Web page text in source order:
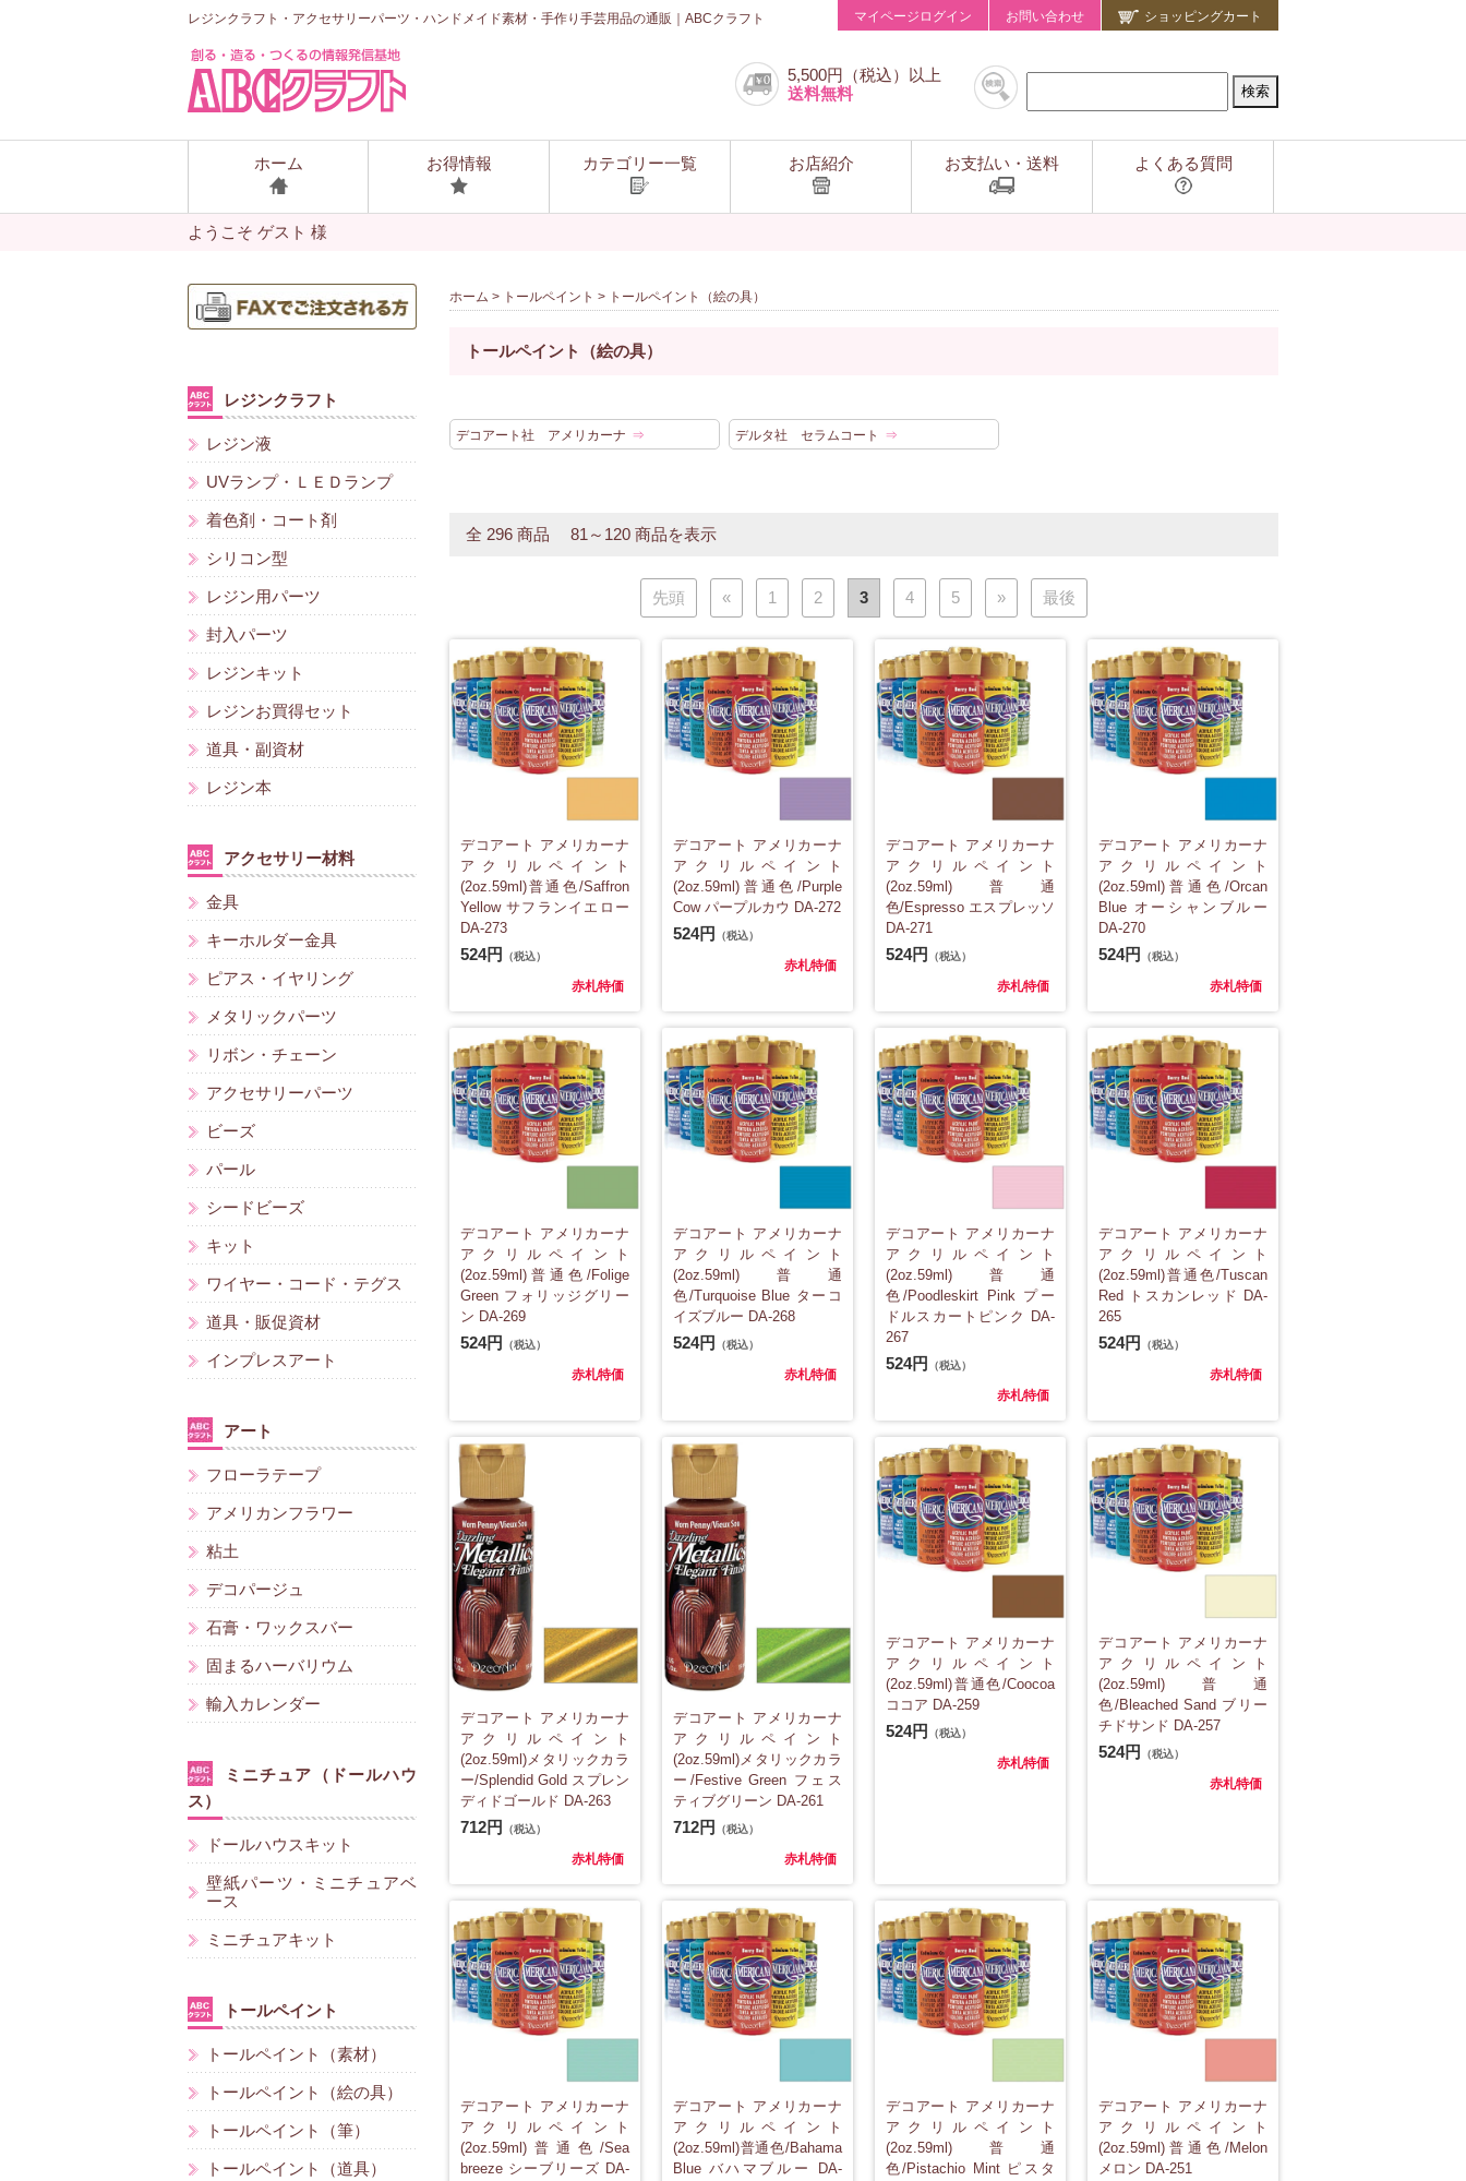
レジンクラフト・アクセサリーパーツ・ハンドメイド素材・手作り手芸用品の通販｜ABCクラフト マイページログイン お問い合わせ ショッピングカート
5,500円（税込）以上
送料無料
ホーム お得情報 カテゴリー一覧 お店紹介 お支払い・送料 よくある質問
ようこそ ゲスト 様
ホーム > トールペイント > トールペイント（絵の具）
トールペイント（絵の具）
デコアート社 アメリカーナ ⇒ デルタ社 セラムコート ⇒
全 296 商品 81～120 商品を表示
先頭 « 1 2 3 4 5 » 最後
デコアート アメリカーナ
アクリルペイント
(2oz.59ml)普通色/Saffron
Yellow サフランイエロー
DA-273
524円 （税込）
赤札特価
デコアート アメリカーナ
アクリルペイント
(2oz.59ml)普通色/Purple
Cow パープルカウ DA-272
524円 （税込）
赤札特価
デコアート アメリカーナ
アクリルペイント
(2oz.59ml)普通
色/Espresso エスプレッソ
DA-271
524円 （税込）
赤札特価
デコアート アメリカーナ
アクリルペイント
(2oz.59ml)普通色/Orcan
Blue オーシャンブルー
DA-270
524円 （税込）
赤札特価
デコアート アメリカーナ
アクリルペイント
(2oz.59ml)普通色/Folige
Green フォリッジグリー
ン DA-269
524円 （税込）
赤札特価
デコアート アメリカーナ
アクリルペイント
(2oz.59ml)普通
色/Turquoise Blue ターコ
イズブルー DA-268
524円 （税込）
赤札特価
デコアート アメリカーナ
アクリルペイント
(2oz.59ml)普通
色/Poodleskirt Pink プー
ドルスカートピンク DA-
267
524円 （税込）
赤札特価
デコアート アメリカーナ
アクリルペイント
(2oz.59ml)普通色/Tuscan
Red トスカンレッド DA-
265
524円 （税込）
赤札特価
デコアート アメリカーナ
アクリルペイント
(2oz.59ml)メタリックカラ
ー/Splendid Gold スプレン
ディドゴールド DA-263
712円 （税込）
赤札特価
デコアート アメリカーナ
アクリルペイント
(2oz.59ml)メタリックカラ
ー/Festive Green フェス
ティブグリーン DA-261
712円 （税込）
赤札特価
デコアート アメリカーナ
アクリルペイント
(2oz.59ml)普通色/Coocoa
ココア DA-259
524円 （税込）
赤札特価
デコアート アメリカーナ
アクリルペイント
(2oz.59ml)普通
色/Bleached Sand ブリー
チドサンド DA-257
524円 （税込）
赤札特価
デコアート アメリカーナ
アクリルペイント
(2oz.59ml)普通色/Sea
breeze シーブリーズ DA-
デコアート アメリカーナ
アクリルペイント
(2oz.59ml)普通色/Bahama
Blue バハマブルー DA-
デコアート アメリカーナ
アクリルペイント
(2oz.59ml)普通
色/Pistachio Mint ピスタ
デコアート アメリカーナ
アクリルペイント
(2oz.59ml)普通色/Melon
メロン DA-251
レジンクラフト
レジン液
UVランプ・ＬＥＤランプ
着色剤・コート剤
シリコン型
レジン用パーツ
封入パーツ
レジンキット
レジンお買得セット
道具・副資材
レジン本
アクセサリー材料
金具
キーホルダー金具
ピアス・イヤリング
メタリックパーツ
リボン・チェーン
アクセサリーパーツ
ビーズ
パール
シードビーズ
キット
ワイヤー・コード・テグス
道具・販促資材
インプレスアート
アート
フローラテープ
アメリカンフラワー
粘土
デコパージュ
石膏・ワックスバー
固まるハーバリウム
輸入カレンダー
ミニチュア（ドールハウ
ス）
ドールハウスキット
壁紙パーツ・ミニチュアベ
ース
ミニチュアキット
トールペイント
トールペイント（素材）
トールペイント（絵の具）
トールペイント（筆）
トールペイント（道具）